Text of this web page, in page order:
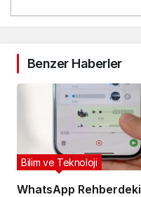
Benzer Haberler
WhatsApp Rehberdeki
Bilim ve Teknoloji